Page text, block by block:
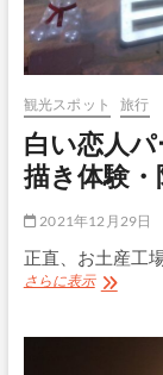
ロ
ビ
ー
ル
園」
の
ジ
ン
ギ
カ
ン
は
イ
観光スポット 旅行
白い恋人
描き体験
2021年12月29日
正直、お土産工
さらに表示白